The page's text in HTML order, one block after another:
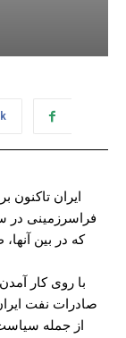
فراسرزمینی در
که در بین
با روی کار
صادرات نفت
از جمله